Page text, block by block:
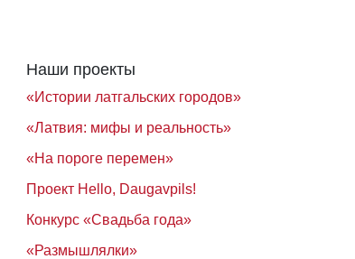
Наши проекты
«Истории латгальских городов»
«Латвия: мифы и реальность»
«На пороге перемен»
Проект Hello, Daugavpils!
Конкурс «Свадьба года»
«Размышлялки»